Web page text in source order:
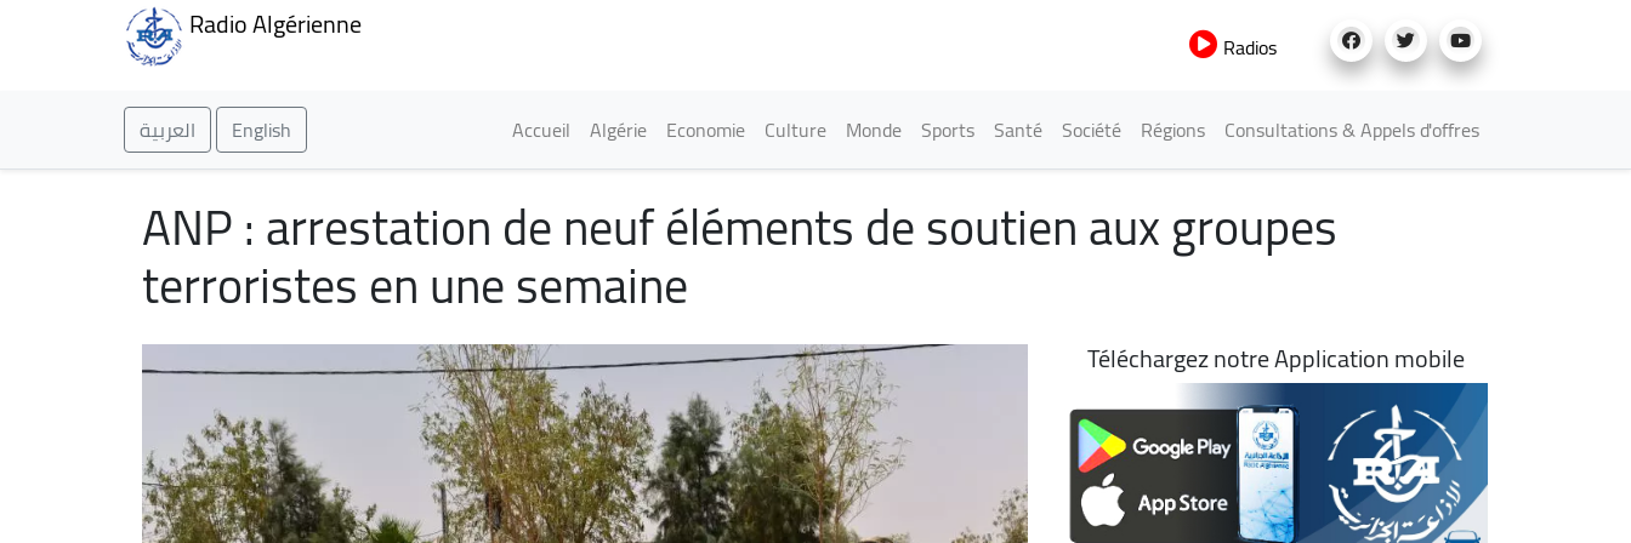
Radio Algérienne
Radios
العربية English Main navigation
Accueil Algérie Economie Culture Monde Sports Santé Société Régions Consultations & Appels d'offres
ANP : arrestation de neuf éléments de soutien aux groupes
terroristes en une semaine
Téléchargez notre Application mobile